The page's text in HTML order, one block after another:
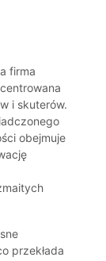
firma
i skuterów.
obejmuje
przekłada